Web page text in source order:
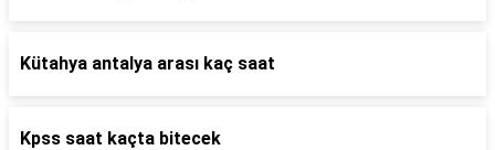
Kütahya antalya arası kaç saat
Kpss saat kaçta bitecek